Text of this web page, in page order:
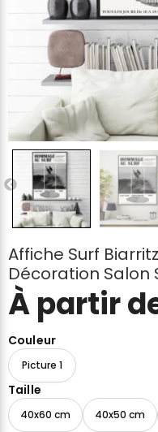
Affiche Surf
Décoration Salon
À partir
Couleur
Picture 1
Taille
40x60 cm 40x50 cm